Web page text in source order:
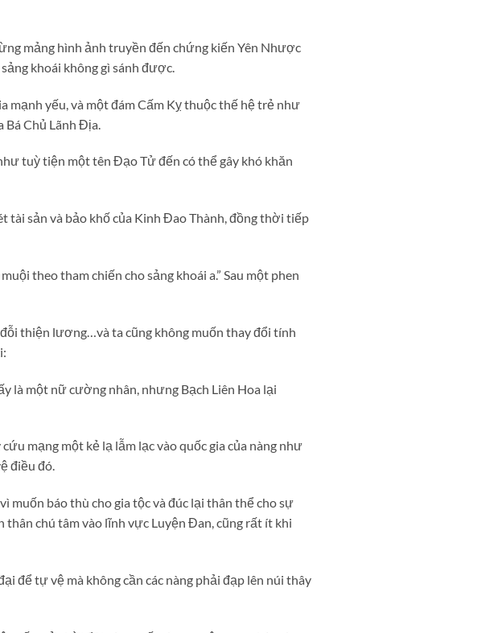
mảng hình ảnh truyền đến chứng kiến Yên Nhược
khoái không gì sánh được.
mạnh yếu, và một đám Cấm Kỵ thuộc thế hệ trẻ như
Chủ Lãnh Địa.
tuỳ tiện một tên Đạo Tử đến có thể gây khó khăn
tài sản và bảo khố của Kinh Đao Thành, đồng thời tiếp
theo tham chiến cho sảng khoái a.” Sau một phen
thiện lương…và ta cũng không muốn thay đổi tính
là một nữ cường nhân, nhưng Bạch Liên Hoa lại
mạng một kẻ lạ lẫm lạc vào quốc gia của nàng như
điều đó.
muốn báo thù cho gia tộc và đúc lại thân thể cho sự
chú tâm vào lĩnh vực Luyện Đan, cũng rất ít khi
để tự vệ mà không cần các nàng phải đạp lên núi thây